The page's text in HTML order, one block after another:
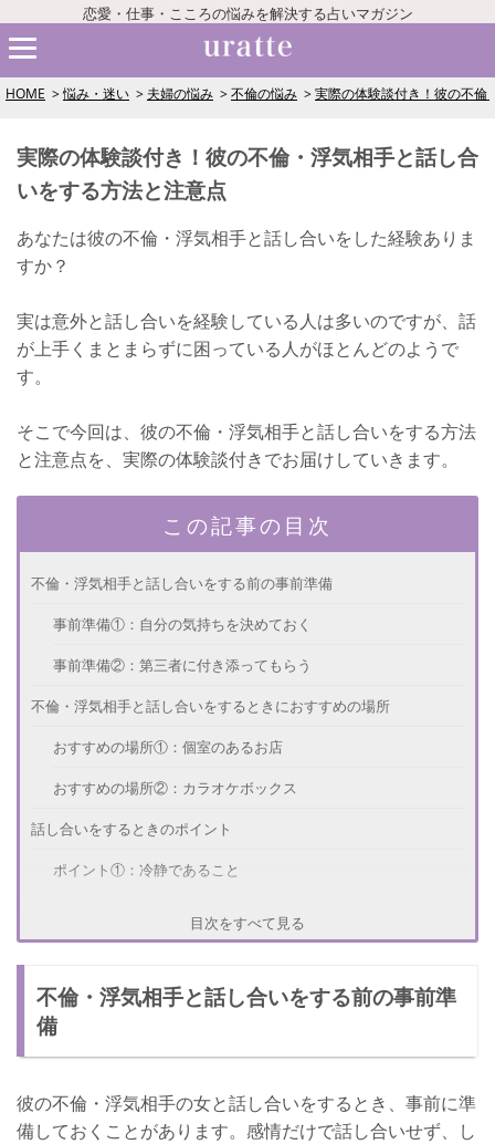
恋愛・仕事・こころの悩みを解決する占いマガジン
HOME 悩み・迷い 夫婦の悩み 不倫の悩み 実際の体験談付き！彼の不倫
実際の体験談付き！彼の不倫・浮気相手と話し合
いをする方法と注意点
あなたは彼の不倫・浮気相手と話し合いをした経験ありま
すか？
実は意外と話し合いを経験している人は多いのですが、話
が上手くまとまらずに困っている人がほとんどのようで
す。
そこで今回は、彼の不倫・浮気相手と話し合いをする方法
と注意点を、実際の体験談付きでお届けしていきます。
この記事の目次
不倫・浮気相手と話し合いをする前の事前準備
事前準備①：自分の気持ちを決めておく
事前準備②：第三者に付き添ってもらう
不倫・浮気相手と話し合いをするときにおすすめの場所
おすすめの場所①：個室のあるお店
おすすめの場所②：カラオケボックス
話し合いをするときのポイント
ポイント①：冷静であること
注意点①：感情的にならない
注意点②：2人きりで話し合いをしない
さいごに
目次をすべて見る
不倫・浮気相手と話し合いをする前の事前準
備
彼の不倫・浮気相手の女と話し合いをするとき、事前に準
備しておくことがあります。感情だけで話し合いせず、し